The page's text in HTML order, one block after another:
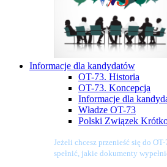
Informacje dla kandydatów
OT-73. Historia
OT-73. Koncepcja
Informacje dla
Władze OT-73
Polski Związek
Jeżeli chcesz przenieść się do
spełnić, jakie dokumenty